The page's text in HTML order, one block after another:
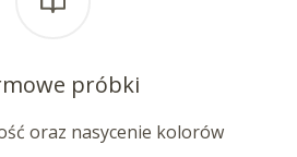
próbki
oraz nasycenie kolorów